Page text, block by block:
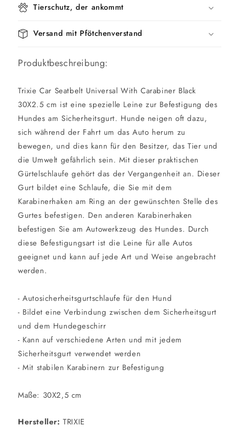
Tierschutz, der ankommt
Versand mit Pfötchenverstand
Produktbeschreibung:
Trixie Car Seatbelt Universal With Carabiner Black
30X2.5 cm ist eine spezielle Leine zur Befestigung des
Hundes am Sicherheitsgurt. Hunde neigen oft dazu,
sich während der Fahrt um das Auto herum zu
bewegen, und dies kann für den Besitzer, das Tier und
die Umwelt gefährlich sein. Mit dieser praktischen
Gürtelschlaufe gehört das der Vergangenheit an. Dieser
Gurt bildet eine Schlaufe, die Sie mit dem
Karabinerhaken am Ring an der gewünschten Stelle des
Gurtes befestigen. Den anderen Karabinerhaken
befestigen Sie am Autowerkzeug des Hundes. Durch
diese Befestigungsart ist die Leine für alle Autos
geeignet und kann auf jede Art und Weise angebracht
werden.
- Autosicherheitsgurtschlaufe für den Hund
- Bildet eine Verbindung zwischen dem Sicherheitsgurt
und dem Hundegeschirr
- Kann auf verschiedene Arten und mit jedem
Sicherheitsgurt verwendet werden
- Mit stabilen Karabinern zur Befestigung
Maße: 30X2,5 cm
Hersteller:TRIXIE